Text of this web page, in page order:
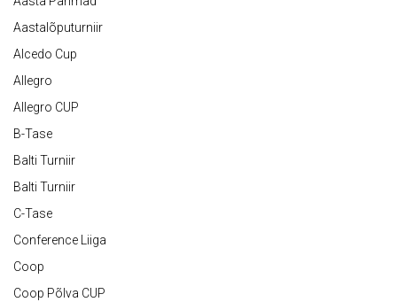
Aastalõputurniir
Alcedo Cup
Allegro
Allegro CUP
B-Tase
Balti Turniir
Balti Turniir
C-Tase
Conference Liiga
Coop
Coop Põlva CUP